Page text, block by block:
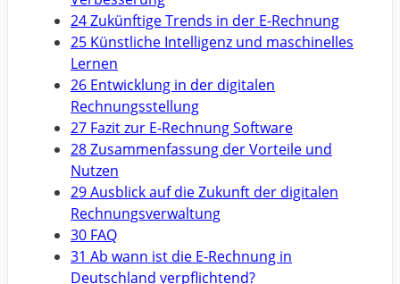
24 Zukünftige Trends in der E-Rechnung
25 Künstliche Intelligenz und maschinelles
Lernen
26 Entwicklung in der digitalen
Rechnungsstellung
27 Fazit zur E-Rechnung Software
28 Zusammenfassung der Vorteile und
Nutzen
29 Ausblick auf die Zukunft der digitalen
Rechnungsverwaltung
30 FAQ
31 Ab wann ist die E-Rechnung in
Deutschland verpflichtend?